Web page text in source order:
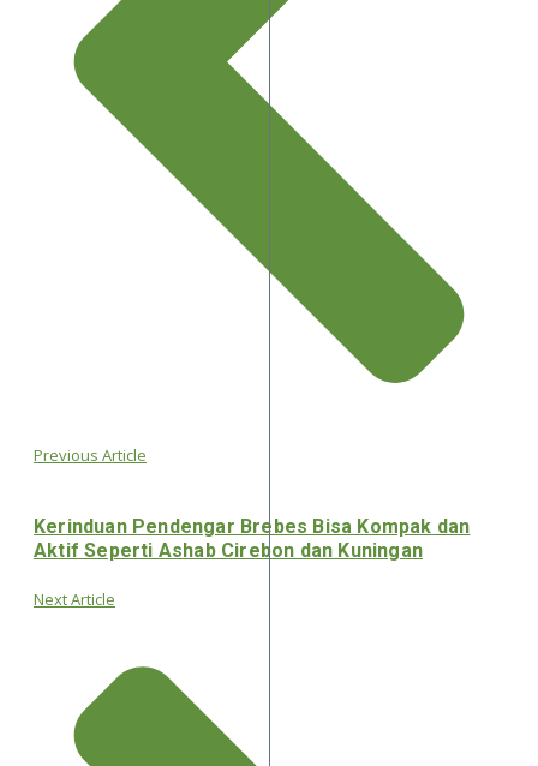
Previous Article
Kerinduan Pendengar Brebes Bisa Kompak dan
Aktif Seperti Ashab Cirebon dan Kuningan
Next Article